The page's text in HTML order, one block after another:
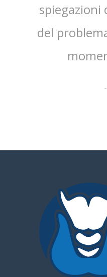
spiegazioni
del
-